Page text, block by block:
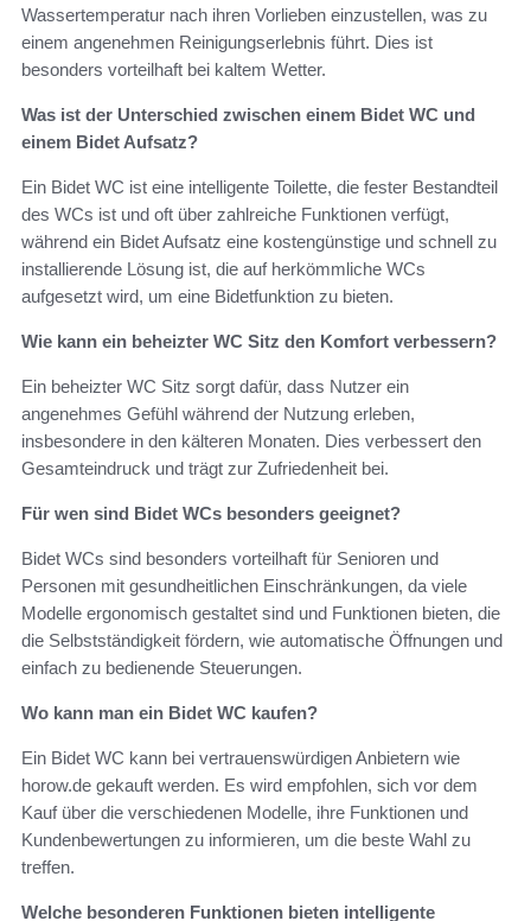
Wassertemperatur nach ihren Vorlieben einzustellen, was zu
einem angenehmen Reinigungserlebnis führt. Dies ist
besonders vorteilhaft bei kaltem Wetter.
Was ist der Unterschied zwischen einem Bidet WC und
einem Bidet Aufsatz?
Ein Bidet WC ist eine intelligente Toilette, die fester Bestandteil
des WCs ist und oft über zahlreiche Funktionen verfügt,
während ein Bidet Aufsatz eine kostengünstige und schnell zu
installierende Lösung ist, die auf herkömmliche WCs
aufgesetzt wird, um eine Bidetfunktion zu bieten.
Wie kann ein beheizter WC Sitz den Komfort verbessern?
Ein beheizter WC Sitz sorgt dafür, dass Nutzer ein
angenehmes Gefühl während der Nutzung erleben,
insbesondere in den kälteren Monaten. Dies verbessert den
Gesamteindruck und trägt zur Zufriedenheit bei.
Für wen sind Bidet WCs besonders geeignet?
Bidet WCs sind besonders vorteilhaft für Senioren und
Personen mit gesundheitlichen Einschränkungen, da viele
Modelle ergonomisch gestaltet sind und Funktionen bieten, die
die Selbstständigkeit fördern, wie automatische Öffnungen und
einfach zu bedienende Steuerungen.
Wo kann man ein Bidet WC kaufen?
Ein Bidet WC kann bei vertrauenswürdigen Anbietern wie
horow.de gekauft werden. Es wird empfohlen, sich vor dem
Kauf über die verschiedenen Modelle, ihre Funktionen und
Kundenbewertungen zu informieren, um die beste Wahl zu
treffen.
Welche besonderen Funktionen bieten intelligente